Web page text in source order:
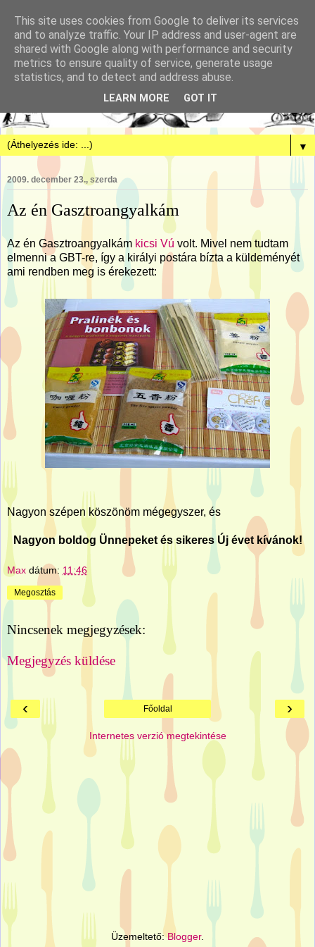
▼
2009. december 23., szerda
Az én Gasztroangyalkám
Az én Gasztroangyalkám kicsi Vú volt. Mivel nem tudtam
elmenni a GBT-re, így a királyi postára bízta a küldeményét
ami rendben meg is érekezett:
Nagyon szépen köszönöm mégegyszer, és
Nagyon boldog Ünnepeket és sikeres Új évet kívánok!
Max dátum: 11:46
Megosztás
Nincsenek megjegyzések:
Megjegyzés küldése
‹ ›
Főoldal
Internetes verzió megtekintése
Üzemeltető:Blogger.
This site uses cookies from Google to deliver its services
and to analyze traffic. Your IP address and user-agent are
shared with Google along with performance and security
metrics to ensure quality of service, generate usage
statistics, and to detect and address abuse.
LEARN MORE GOT IT